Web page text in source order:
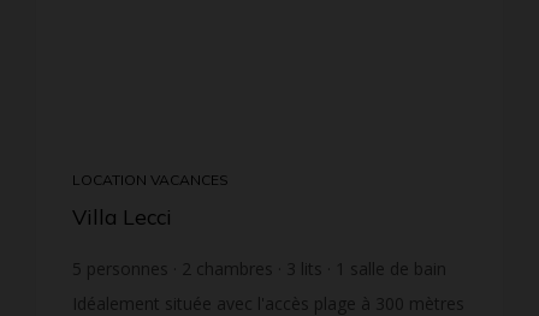
LOCATION VACANCES
Villa Lecci
5 personnes 2 chambres 3 lits 1 salle de bain
wi-fi
Idéalement située avec l'accès plage à 300 mètres